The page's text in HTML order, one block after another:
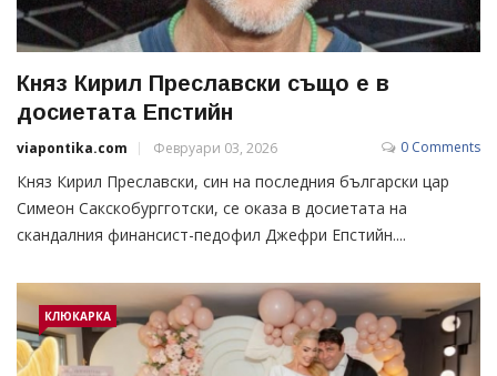
Княз Кирил Преславски също е в
досиетата Епстийн
viapontika.com Февруари 03, 2026 0 Comments
Княз Кирил Преславски, син на последния български цар
Симеон Сакскобургготски, се оказа в досиетата на
скандалния финансист-педофил Джефри Епстийн....
КЛЮКАРКА